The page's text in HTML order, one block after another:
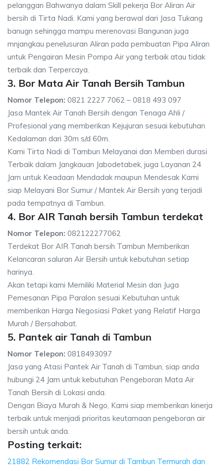
pelanggan Bahwanya dalam Skill pekerja Bor Aliran Air
bersih di Tirta Nadi. Kami yang berawal dari Jasa Tukang
banugn sehingga mampu merenovasi Bangunan juga
mnjangkau penelusuran Aliran pada pembuatan Pipa Aliran
untuk Pengairan Mesin Pompa Air yang terbaik atau tidak
terbaik dan Terpercaya.
3. Bor Mata Air Tanah Bersih Tambun
Nomor Telepon: 0821 2227 7062 – 0818 493 097
Jasa Mantek Air Tanah Bersih dengan Tenaga Ahli /
Profesional yang memberikan Kejujuran sesuai kebutuhan
Kedalaman dari 30m s/d 60m.
Kami Tirta Nadi di Tambun Melayanai dan Memberi durasi
Terbaik dalam Jangkauan Jabodetabek, juga Layanan 24
Jam untuk Keadaan Mendadak maupun Mendesak Kami
siap Melayani Bor Sumur / Mantek Air Bersih yang terjadi
pada tempatnya di Tambun.
4. Bor AIR Tanah bersih Tambun terdekat
Nomor Telepon: 082122277062
Terdekat Bor AIR Tanah bersih Tambun Memberikan
Kelancaran saluran Air Bersih untuk kebutuhan setiap
harinya.
Akan tetapi kami Memiliki Material Mesin dan Juga
Pemesanan Pipa Paralon sesuai Kebutuhan untuk
memberikan Harga Negosiasi Paket yang Relatif Harga
Murah / Bersahabat.
5. Pantek air Tanah di Tambun
Nomor Telepon: 0818493097
Jasa yang Atasi Pantek Air Tanah di Tambun, siap anda
hubungi 24 Jam untuk kebutuhan Pengeboran Mata Air
Tanah Bersih di Lokasi anda.
Dengan Biaya Murah & Nego, Kami siap memberikan kinerja
terbaik untuk menjadi prioritas keutamaan pengeboran air
bersih untuk anda.
Posting terkait:
21882 Rekomendasi Bor Sumur di Tambun Termurah dan